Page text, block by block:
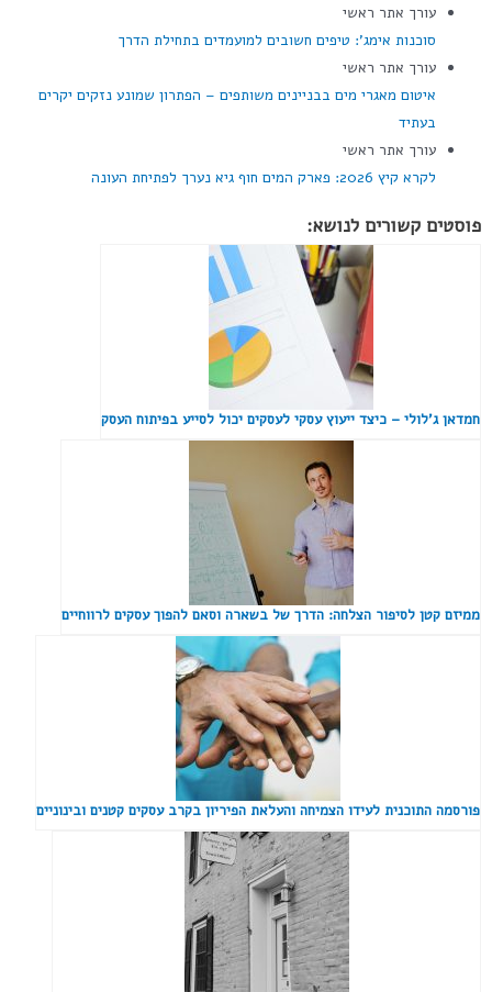
עורך אתר ראשי
סוכנות אימג': טיפים חשובים למועמדים בתחילת הדרך
עורך אתר ראשי
איטום מאגרי מים בבניינים משותפים – הפתרון שמונע נזקים יקרים
בעתיד
עורך אתר ראשי
לקרא קיץ 2026: פארק המים חוף גיא נערך לפתיחת העונה
פוסטים קשורים לנושא:
חמדאן ג'לולי – כיצד ייעוץ עסקי לעסקים יכול לסייע בפיתוח העסק
ממיזם קטן לסיפור הצלחה: הדרך של בשארה וסאם להפוך עסקים לרווחיים
פורסמה התוכנית לעידו הצמיחה והעלאת הפיריון בקרב עסקים קטנים ובינוניים